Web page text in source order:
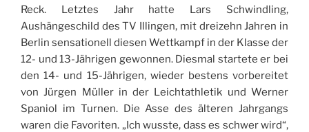
Reck. Letztes Jahr hatte Lars Schwindling,
Aushängeschild des TV Illingen, mit dreizehn Jahren in
Berlin sensationell diesen Wettkampf in der Klasse der
12- und 13-Jährigen gewonnen. Diesmal startete er bei
den 14- und 15-Jährigen, wieder bestens vorbereitet
von Jürgen Müller in der Leichtathletik und Werner
Spaniol im Turnen. Die Asse des älteren Jahrgangs
waren die Favoriten. „Ich wusste, dass es schwer wird“,